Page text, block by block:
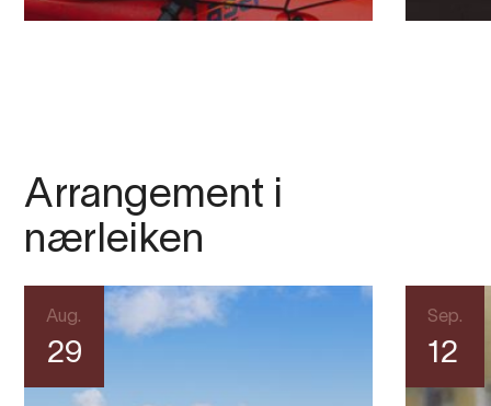
Arrangement i
nærleiken
Aug.
29
Sep.
12